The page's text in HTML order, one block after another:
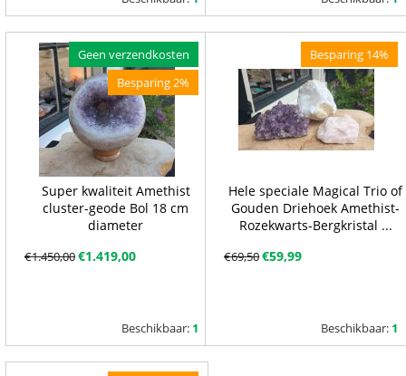
Geen verzendkosten
Besparing 2%
Super kwaliteit Amethist
cluster-geode Bol 18 cm
diameter
€1.450,00€1.419,00
Beschikbaar: 1
Besparing 14%
Hele speciale Magical Trio of
Gouden Driehoek Amethist-
Rozekwarts-Bergkristal ...
€69,50€59,99
Beschikbaar: 1